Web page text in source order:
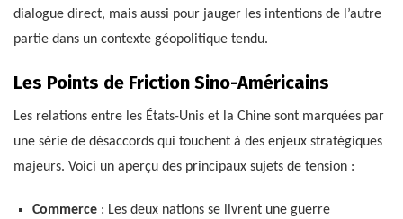
dialogue direct, mais aussi pour jauger les intentions de l’autre
partie dans un contexte géopolitique tendu.
Les Points de Friction Sino-Américains
Les relations entre les États-Unis et la Chine sont marquées par
une série de désaccords qui touchent à des enjeux stratégiques
majeurs. Voici un aperçu des principaux sujets de tension :
Commerce: Les deux nations se livrent une guerre